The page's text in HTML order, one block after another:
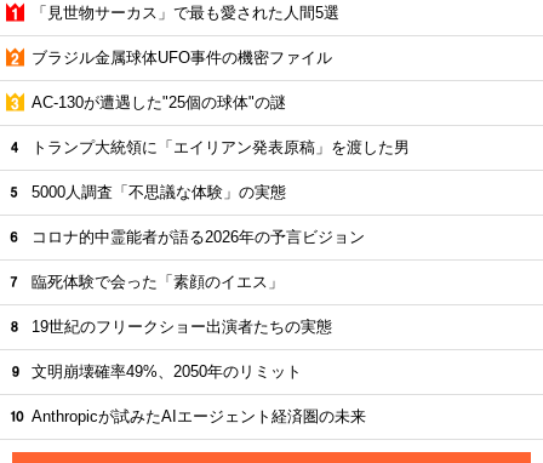
「見世物サーカス」で最も愛された人間5選
ブラジル金属球体UFO事件の機密ファイル
AC-130が遭遇した"25個の球体"の謎
トランプ大統領に「エイリアン発表原稿」を渡した男
5000人調査「不思議な体験」の実態
コロナ的中霊能者が語る2026年の予言ビジョン
臨死体験で会った「素顔のイエス」
19世紀のフリークショー出演者たちの実態
文明崩壊確率49%、2050年のリミット
Anthropicが試みたAIエージェント経済圏の未来